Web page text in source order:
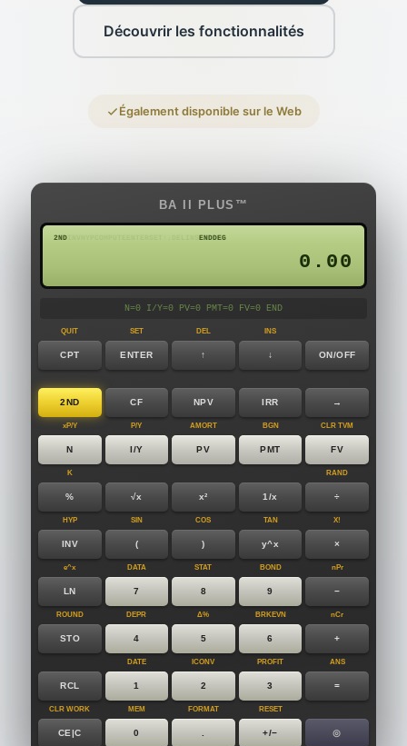
Découvrir les fonctionnalités
Également disponible sur le Web
BA II PLUS™
2ND ENDDEG
0.00
N=0 I/Y=0 PV=0 PMT=0 FV=0 END
QUIT SET DEL INS
CPT ENTER ↑ ↓ ON/OFF
2ND CF NPV IRR →
xP/Y P/Y AMORT BGN CLR TVM
N I/Y PV PMT FV
K RAND
% √x x² 1/x ÷
HYP SIN COS TAN X!
INV ( ) y^x ×
e^x DATA STAT BOND nPr
LN 7 8 9 −
ROUND DEPR Δ% BRKEVN nCr
STO 4 5 6 +
DATE ICONV PROFIT ANS
RCL 1 2 3 =
CLR WORK MEM FORMAT RESET
CE|C 0 +/− ◎